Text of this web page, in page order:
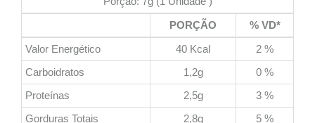
PORÇÃO
% VD*
Valor Energético
40 Kcal
2 %
Carboidratos
1,2g
0 %
Proteínas
2,5g
3 %
Gorduras Totais
2,8g
5 %